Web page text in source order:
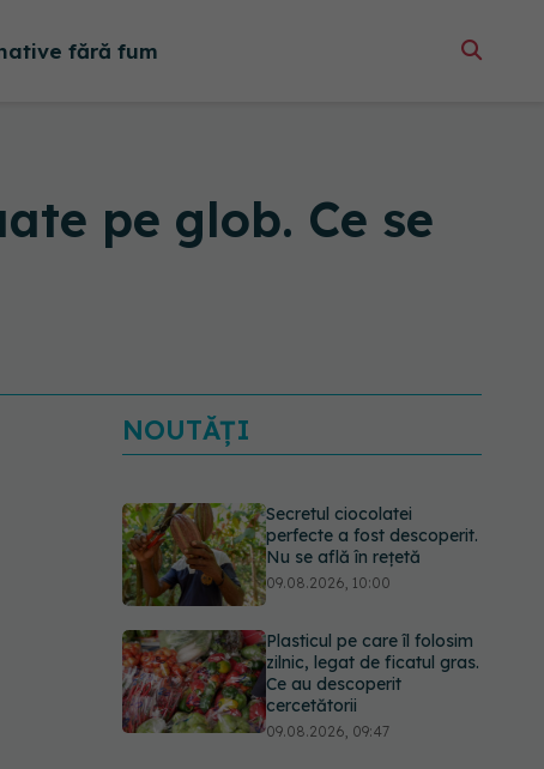
fără fum
pe glob. Ce se
NOUTĂȚI
Secretul ciocolatei
perfecte a fost descoperit.
Nu se află în rețetă
09.08.2026, 10:00
Plasticul pe care îl folosim
zilnic, legat de ficatul gras.
Ce au descoperit
cercetătorii
09.08.2026, 09:47